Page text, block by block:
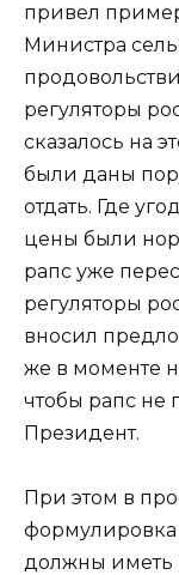
привел
Министра
регуляторы
сказалось на
были даны
отдать. Где
цены были
рапс уже
регуляторы
вносил
же в моменте
чтобы рапс не
Президент.
При этом в
формулировка
должны иметь